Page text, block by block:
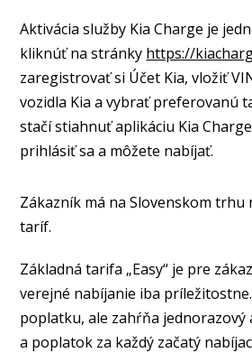
Aktivácia služby Kia Charge je
kliknúť na stránky https://
zaregistrovať si Účet Kia, vložiť
vozidla Kia a vybrať preferovanú
stačí stiahnuť aplikáciu Kia
prihlásiť sa a môžete nabíjať.
Zákazník má na Slovenskom trhu
taríf.
Základná tarifa „Easy“ je pre
verejné nabíjanie iba
poplatku, ale zahŕňa
a poplatok za každý začatý